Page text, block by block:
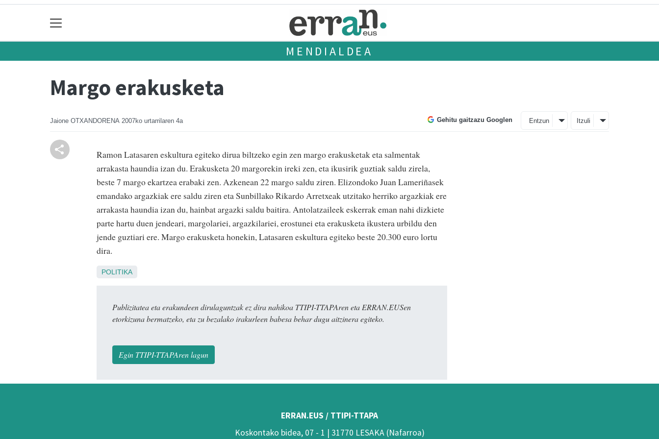
MENDIALDEA
Margo erakusketa
Jaione OTXANDORENA 2007ko urtarrilaren 4a Gehitu gaitzazu Googlen Entzun Itzuli
Ramon Latasaren eskultura egiteko dirua biltzeko egin zen margo erakusketak eta salmentak
arrakasta haundia izan du. Erakusketa 20 margorekin ireki zen, eta ikusirik guztiak saldu zirela,
beste 7 margo ekartzea erabaki zen. Azkenean 22 margo saldu ziren. Elizondoko Juan Lameriñasek
emandako argazkiak ere saldu ziren eta Sunbillako Rikardo Arretxeak utzitako herriko argazkiak ere
arrakasta haundia izan du, hainbat argazki saldu baitira. Antolatzaileek eskerrak eman nahi dizkiete
parte hartu duen jendeari, margolariei, argazkilariei, erostunei eta erakusketa ikustera urbildu den
jende guztiari ere. Margo erakusketa honekin, Latasaren eskultura egiteko beste 20.300 euro lortu
dira.
POLITIKA
Publizitatea eta erakundeen dirulaguntzak ez dira nahikoa TTIPI-TTAPAren eta ERRAN.EUSen
etorkizuna bermatzeko, eta zu bezalako irakurleen babesa behar dugu aitzinera egiteko.
Egin TTIPI-TTAPAren lagun
ERRAN.EUS / TTIPI-TTAPA
Koskontako bidea, 07 - 1 | 31770 LESAKA (Nafarroa)